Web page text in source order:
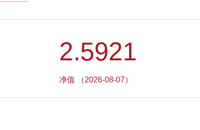
2.5921
净值 （2026-08-07）